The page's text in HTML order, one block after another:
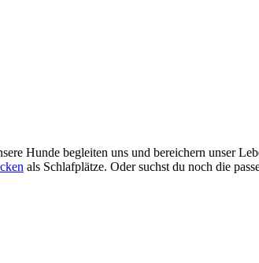
Hunde begleiten uns und bereichern unser
als Schlafplätze. Oder suchst du noch die